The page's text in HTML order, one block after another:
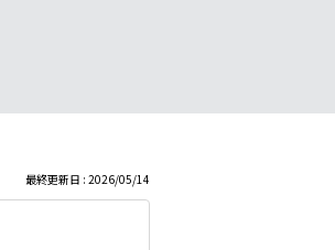
最終更新日 : 2026/05/14